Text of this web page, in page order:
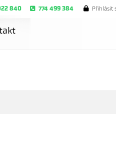
840 774 499 384 Přihlásit